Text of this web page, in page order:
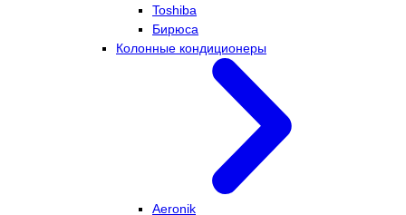
Toshiba
Бирюса
Колонные кондиционеры
Aeronik